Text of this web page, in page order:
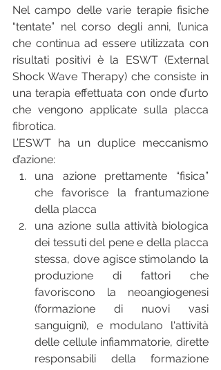
Nel campo delle varie terapie fisiche
“tentate” nel corso degli anni, l’unica
che continua ad essere utilizzata con
risultati positivi è la ESWT (External
Shock Wave Therapy) che consiste in
una terapia effettuata con onde d’urto
che vengono applicate sulla placca
fibrotica.
L’ESWT ha un duplice meccanismo
d’azione:
una azione prettamente “fisica”
che favorisce la frantumazione
della placca
una azione sulla attività biologica
dei tessuti del pene e della placca
stessa, dove agisce stimolando la
produzione di fattori che
favoriscono la neoangiogenesi
(formazione di nuovi vasi
sanguigni), e modulano l'attività
delle cellule infiammatorie, dirette
responsabili della formazione